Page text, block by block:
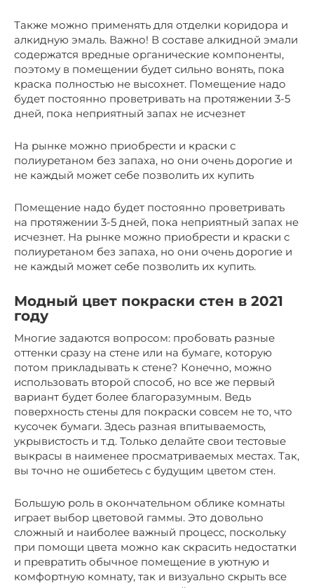
Также можно применять для отделки коридора и
алкидную эмаль. Важно! В составе алкидной эмали
содержатся вредные органические компоненты,
поэтому в помещении будет сильно вонять, пока
краска полностью не высохнет. Помещение надо
будет постоянно проветривать на протяжении 3-5
дней, пока неприятный запах не исчезнет
На рынке можно приобрести и краски с
полиуретаном без запаха, но они очень дорогие и
не каждый может себе позволить их купить
Помещение надо будет постоянно проветривать
на протяжении 3-5 дней, пока неприятный запах не
исчезнет. На рынке можно приобрести и краски с
полиуретаном без запаха, но они очень дорогие и
не каждый может себе позволить их купить.
Модный цвет покраски стен в 2021
году
Многие задаются вопросом: пробовать разные
оттенки сразу на стене или на бумаге, которую
потом прикладывать к стене? Конечно, можно
использовать второй способ, но все же первый
вариант будет более благоразумным. Ведь
поверхность стены для покраски совсем не то, что
кусочек бумаги. Здесь разная впитываемость,
укрывистость и т.д. Только делайте свои тестовые
выкрасы в наименее просматриваемых местах. Так,
вы точно не ошибетесь с будущим цветом стен.
Большую роль в окончательном облике комнаты
играет выбор цветовой гаммы. Это довольно
сложный и наиболее важный процесс, поскольку
при помощи цвета можно как скрасить недостатки
и превратить обычное помещение в уютную и
комфортную комнату, так и визуально скрыть все